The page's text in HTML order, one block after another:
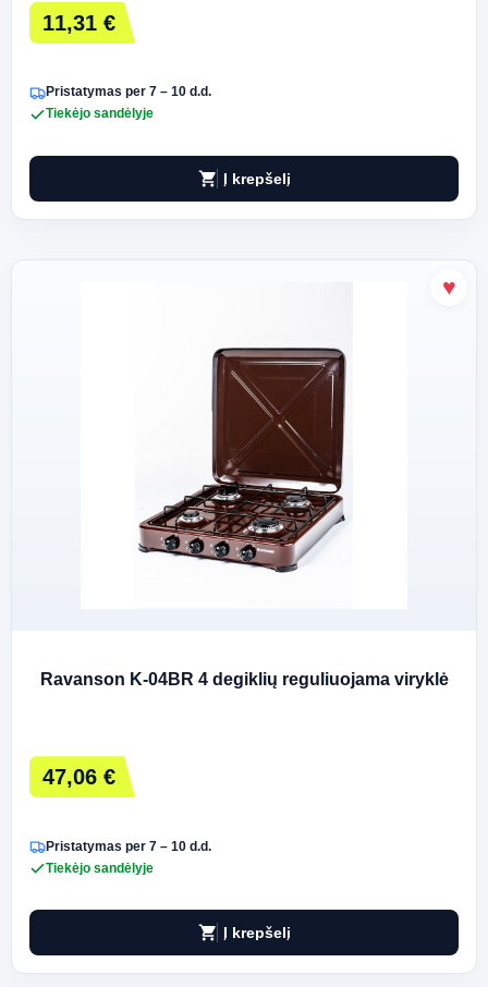
11,31 €
Pristatymas per 7 – 10 d.d.
Tiekėjo sandėlyje
shopping_cart Į krepšelį
Ravanson K-04BR 4 degiklių reguliuojama viryklė
47,06 €
Pristatymas per 7 – 10 d.d.
Tiekėjo sandėlyje
shopping_cart Į krepšelį